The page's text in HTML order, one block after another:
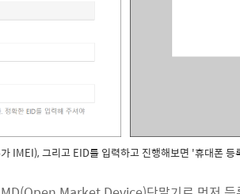
IMEI), 그리고 EID를 입력하고 진행해보면 '휴대폰 등